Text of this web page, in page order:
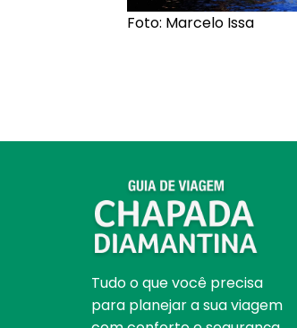
Foto: Marcelo Issa
Tudo o que você precisa
para planejar a sua viagem